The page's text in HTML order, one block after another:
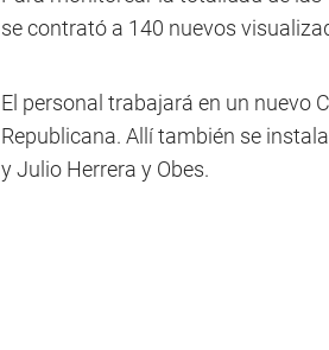
se contrató a 140 nuevos
El personal trabajará en un nuevo
Republicana. Allí también se
y Julio Herrera y Obes.